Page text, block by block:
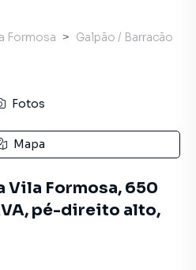
Formosa
Galpão / Barracão
Fotos
Mapa
Vila Formosa, 650
pé-direito alto,